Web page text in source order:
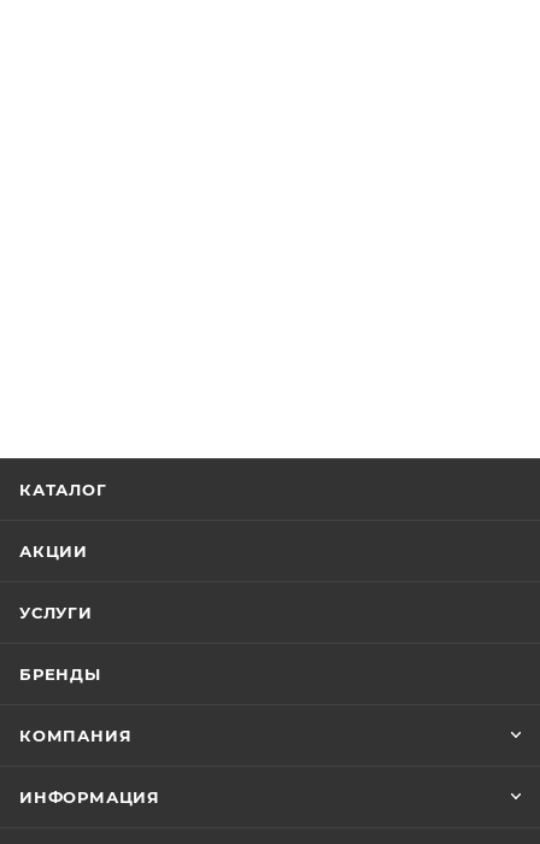
КАТАЛОГ
АКЦИИ
УСЛУГИ
БРЕНДЫ
КОМПАНИЯ
ИНФОРМАЦИЯ